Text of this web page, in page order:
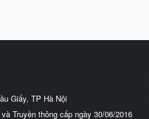
Giấy, TP Hà Nội
Truyền thông cấp ngày 30/06/2016